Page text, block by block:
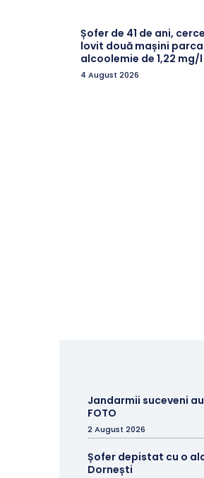
Șofer de 41 de ani,
lovit două mașini
alcoolemie de 1,22 mg/
4 August 2026
Jandarmii suceveni
FOTO
2 August 2026
Șofer depistat cu o
Dornești